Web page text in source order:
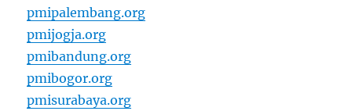
pmipalembang.org
pmijogja.org
pmibandung.org
pmibogor.org
pmisurabaya.org